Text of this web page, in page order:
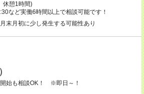
憩1時間)
など実働6時間以上で相談可能です！
月初に少し発生する可能性あり
始も相談OK！ ※即日～！